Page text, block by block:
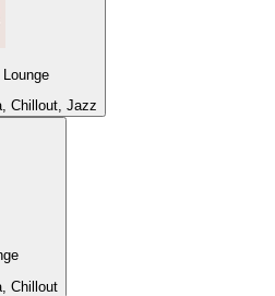
Chillout, Jazz
Chillout